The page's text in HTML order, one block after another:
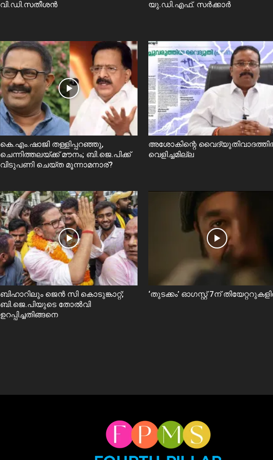
വി.ഡി.സതീശൻ യു.ഡി.എഫ്. സർക്കാര്‍
കെ.എം.ഷാജി തള്ളിപ്പറഞ്ഞു,
ചെന്നിത്തലയ്ക്ക് മൗനം; ബി.ജെ.പിക്ക്
വിടുപണി ചെയ്ത മൂന്നാമനാര്?
അശോകിന്റെ
വെളിച്ചമില്ല
ബിഹാറിലും ജെൻ സി കൊടുങ്കാറ്റ്;
ബി.ജെ.പിയുടെ തോൽവി
ഉറപ്പിച്ചതിങ്ങനെ
‘തുടക്കം’ ഓഗസ്റ്റ് 7ന്